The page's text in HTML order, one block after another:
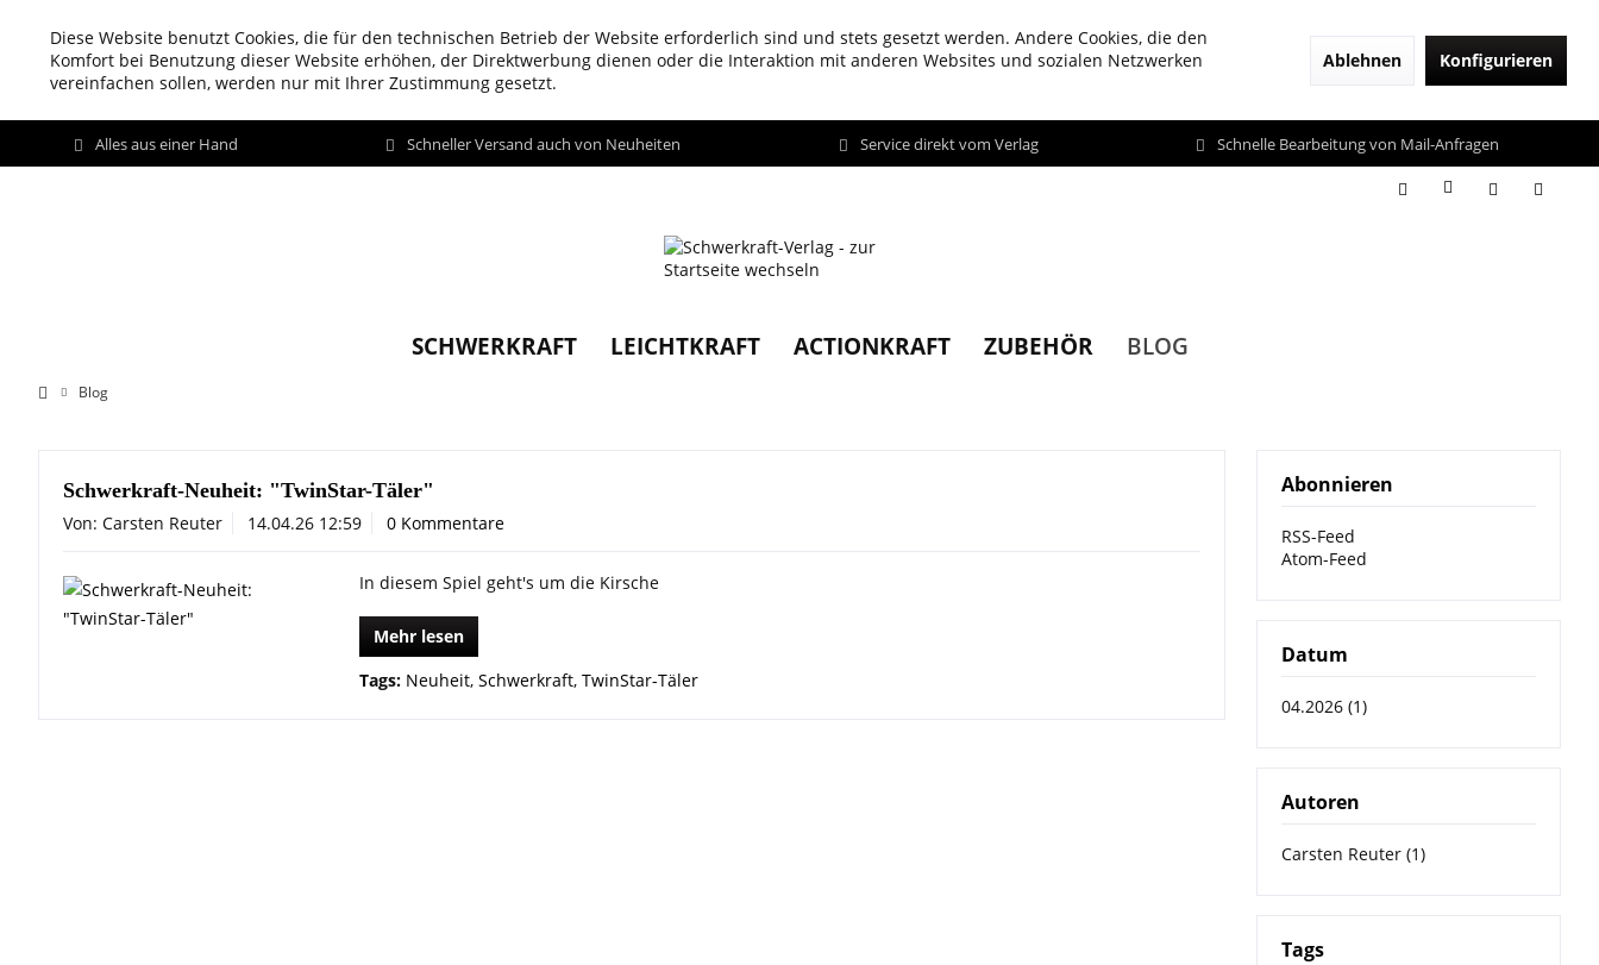
Diese Website benutzt Cookies, die für den technischen Betrieb der Website erforderlich sind und stets gesetzt werden. Andere Cookies, die den
Komfort bei Benutzung dieser Website erhöhen, der Direktwerbung dienen oder die Interaktion mit anderen Websites und sozialen Netzwerken
vereinfachen sollen, werden nur mit Ihrer Zustimmung gesetzt.
Ablehnen Konfigurieren
Alles aus einer Hand Schneller Versand auch von Neuheiten Service direkt vom Verlag Schnelle Bearbeitung von Mail-Anfragen
SCHWERKRAFT LEICHTKRAFT ACTIONKRAFT ZUBEHÖR BLOG
Blog
Abonnieren
RSS-Feed
Atom-Feed
Datum
04.2026 (1)
Autoren
Carsten Reuter (1)
Tags
Schwerkraft-Neuheit: "TwinStar-Täler"
Von: Carsten Reuter 14.04.26 12:59 0 Kommentare
In diesem Spiel geht's um die Kirsche
Mehr lesen
Tags: Neuheit, Schwerkraft, TwinStar-Täler